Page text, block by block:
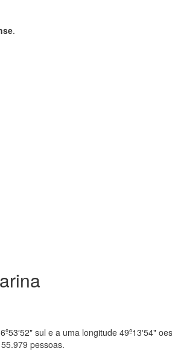
.
sul e a uma longitude 49º13′54"
pessoas.